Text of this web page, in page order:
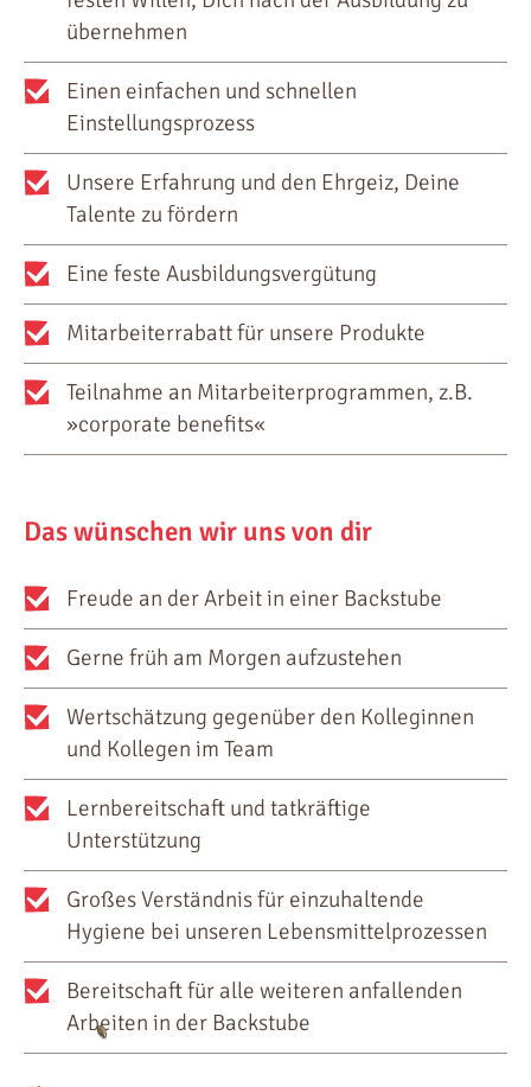
übernehmen
Einen einfachen und schnellen
Einstellungsprozess
Unsere Erfahrung und den Ehrgeiz, Deine
Talente zu fördern
Eine feste Ausbildungsvergütung
Mitarbeiterrabatt für unsere Produkte
Teilnahme an Mitarbeiterprogrammen, z.B.
»corporate benefits«
Das wünschen wir uns von dir
Freude an der Arbeit in einer Backstube
Gerne früh am Morgen aufzustehen
Wertschätzung gegenüber den Kolleginnen
und Kollegen im Team
Lernbereitschaft und tatkräftige
Unterstützung
Großes Verständnis für einzuhaltende
Hygiene bei unseren Lebensmittelprozessen
Bereitschaft für alle weiteren anfallenden
Arbeiten in der Backstube